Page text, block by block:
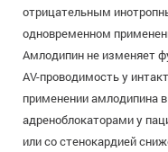
отрицательным
одновременном
Амлодипин не изменяет
AV-проводимость у
применении амлодипина
адреноблокаторами у
или со стенокардией